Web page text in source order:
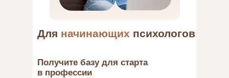
Для начинающих психологов
Получите базу для старта
в профессии